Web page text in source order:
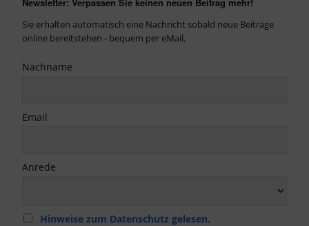
Sie erhalten automatisch eine Nachricht sobald neue Beiträge
online bereitstehen - bequem per eMail.
Nachname
Email
Anrede
Hinweise zum Datenschutz gelesen.